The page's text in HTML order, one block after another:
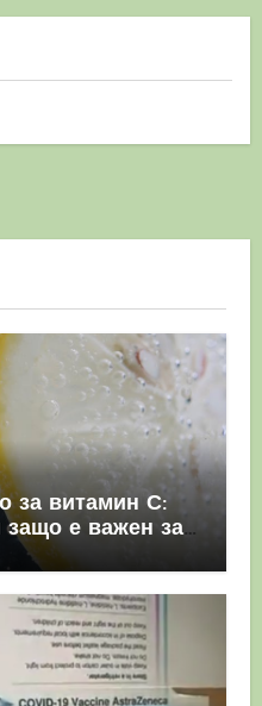
за витамин С:
защо е важен за